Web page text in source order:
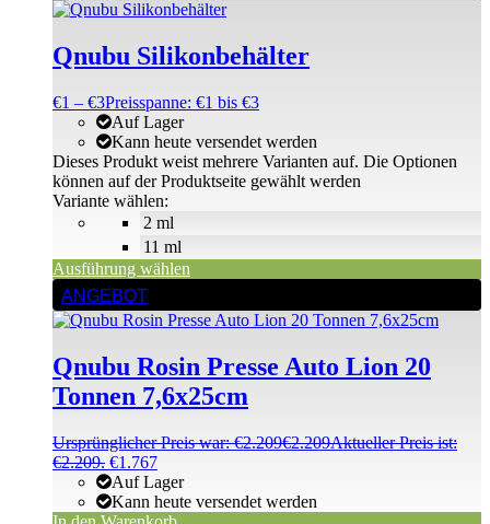
Qnubu Silikonbehälter
€1 – €3Preisspanne: €1 bis €3
2 ml
11 ml
Auf Lager
Kann heute versendet werden
Variante wählen:
Ausführung wählen
Dieses Produkt weist mehrere Varianten auf. Die Optionen
können auf der Produktseite gewählt werden
ANGEBOT
Qnubu Rosin Presse Auto Lion 20
Tonnen 7,6x25cm
Ursprünglicher Preis war: €2.209€2.209Aktueller Preis ist:
€2.209. €1.767
Auf Lager
Kann heute versendet werden